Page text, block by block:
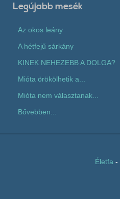
Legújabb mesék
Az okos leány
A hétfejű sárkány
KINEK NEHEZEBB A DOLGA?
Mióta örökölhetik a...
Mióta nem választanak...
Bővebben...
Életfa -